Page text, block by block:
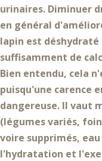
urinaires. Diminuer
en général
lapin est
suffisamment de
Bien entendu, cela
puisqu'une carence
dangereuse. Il vaut
(légumes variés,
voire supprimés,
l'hydratation et